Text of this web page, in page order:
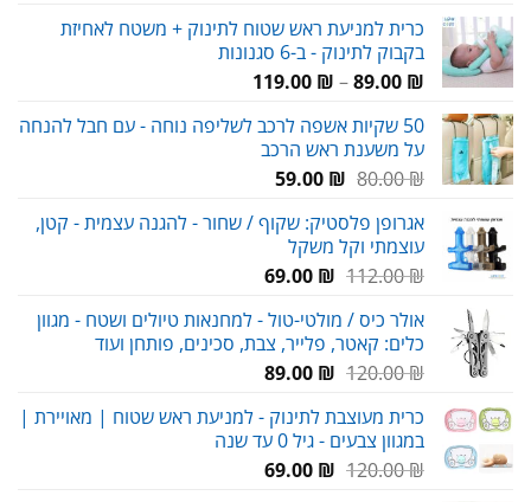
היה:
115.00 ₪.
הוא:
79.00 ₪.
כרית למניעת ראש שטוח לתינוק + משטח לאחיזת
בקבוק לתינוק - ב-6 סגנונות
89.00 ₪
–
119.00 ₪
50 שקיות אשפה לרכב לשליפה נוחה - עם חבל להנחה
על משענת ראש הרכב
80.00₪
המחיר
היה:
80.00 ₪.
59.00 ₪
המחיר
הוא:
אגרופן פלסטיק: שקוף / שחור - להגנה עצמית - קטן,
עוצמתי וקל משקל
112.00₪
המחיר
היה:
112.00 ₪.
69.00 ₪
המחיר
הוא:
69.00 ₪.
אולר כיס / מולטי-טול - למחנאות טיולים ושטח - מגוון
כלים: קאטר, פלייר, צבת, סכינים, פותחן ועוד
120.00₪
המחיר
היה:
120.00 ₪.
89.00 ₪
המחיר
הוא:
89.00 ₪.
כרית מעוצבת לתינוק - למניעת ראש שטוח | מאויירת |
במגוון צבעים - גיל 0 עד שנה
120.00₪
המחיר69.00 ₪
המחיר